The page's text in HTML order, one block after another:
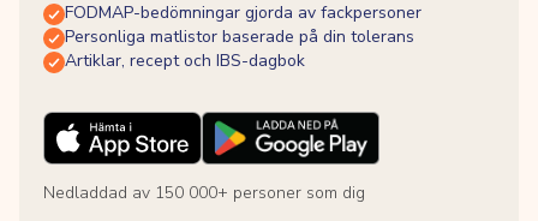
FODMAP-bedömningar gjorda av fackpersoner
Personliga matlistor baserade på din tolerans
Artiklar, recept och IBS-dagbok
Nedladdad av 150 000+ personer som dig